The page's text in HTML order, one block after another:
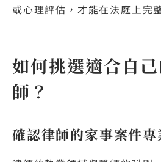
或心理評估，才能在法庭上完
如何挑選適合自
師？
確認律師的家事案件專